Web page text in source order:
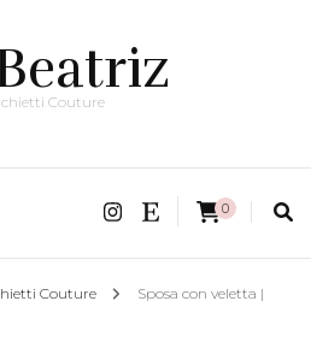
Couture
0
Couture
Sposa con veletta |